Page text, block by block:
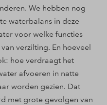
We hebben nog
waterbalans in deze
voor welke functies
verzilting. En hoeveel
hoe verdraagt het
afvoeren in natte
worden gezien. Dat
met grote gevolgen van